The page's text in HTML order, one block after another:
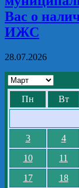
Вас о
ИЖС
28.07.2026
Пн Вт
3
4
10
11
17
18